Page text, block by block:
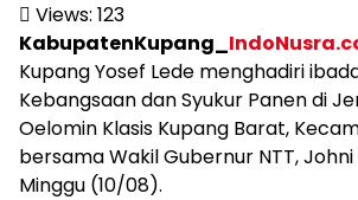
Views: 123
KabupatenKupang_
Kupang Yosef Lede menghadiri
Kebangsaan dan Syukur Panen di
Oelomin Klasis Kupang Barat,
bersama Wakil Gubernur NTT,
Minggu (10/08).